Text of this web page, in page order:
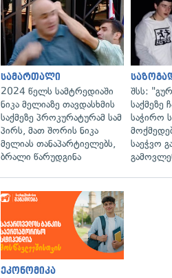
სამართალი
2024 წელს სამტრედიაში
ნიკა მელიაზე თავდასხმის
საქმეზე პროკურატურამ სამ
პირს, მათ შორის ნიკა
მელიას თანაპარტიელებს,
ბრალი წარუდგინა
შსს:
საქმეზე
საჭირო
საეჭვო
ეკონომიკა